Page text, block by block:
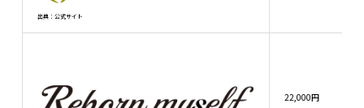
出典：公式サイト
22,000円